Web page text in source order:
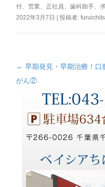
付、営業、 正社員、歯科助手、
2022年3月7日
|投稿者:
投
ビ
ゲ
ー
ン
← 早期発見・早期治療！口
がん②